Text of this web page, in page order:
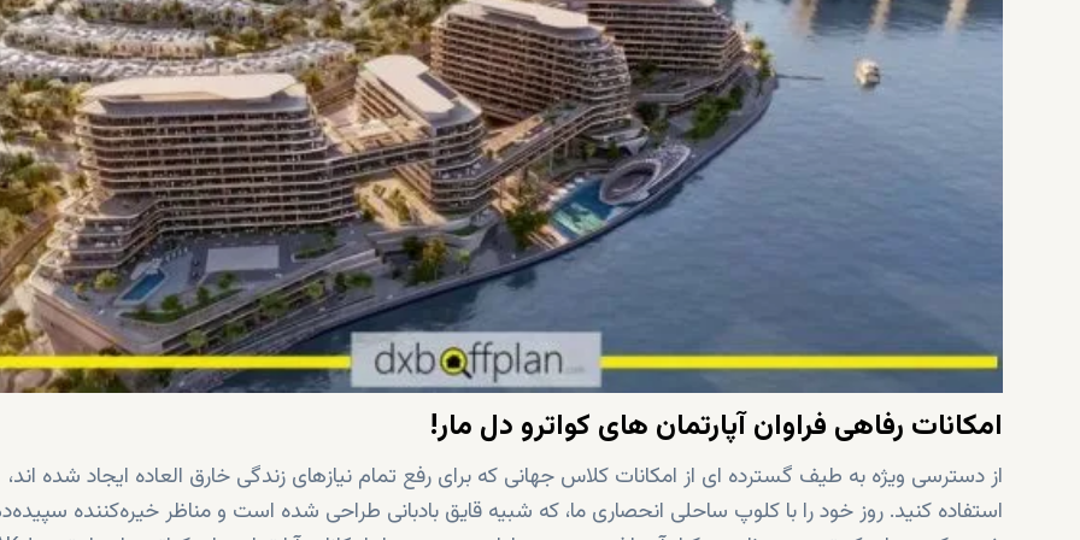
امکانات رفاهی فراوان آپارتمان های کواترو دل مار!
از دسترسی ویژه به طیف گسترده ای از امکانات کلاس جهانی که برای رفع تمام نیازهای زندگی خارق العاده ایجاد شده اند،
استفاده کنید. روز خود را با کلوپ ساحلی انحصاری ما، که شبیه قایق بادبانی طراحی شده است و مناظر خیره‌کننده